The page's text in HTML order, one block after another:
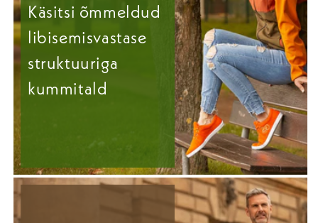
Käsitsi õmmeldud
libisemisvastase
struktuuriga
kummitald